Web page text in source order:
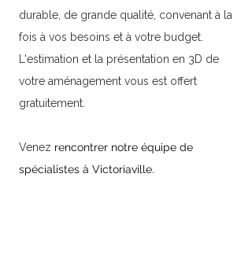
durable, de grande qualité, convenant à la
fois à vos besoins et à votre budget.
L'estimation et la présentation en 3D de
votre aménagement vous est offert
gratuitement.
Venez rencontrer notre équipe de
spécialistes à Victoriaville.